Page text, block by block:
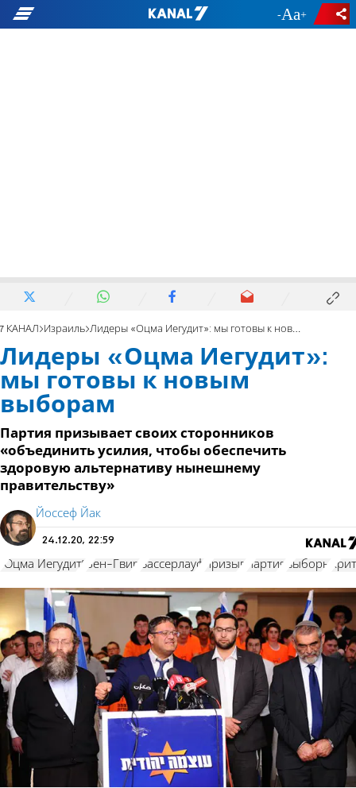
- +
7 КАНАЛ Израиль Лидеры «Оцма Иегудит»: мы готовы к новым выборам
Лидеры «Оцма Иегудит»:
мы готовы к новым
выборам
Партия призывает своих сторонников
«объединить усилия, чтобы обеспечить
здоровую альтернативу нынешнему
правительству»
Йоссеф Йак
24.12.20, 22:59
"Оцма Иегудит" Бен-Гвир Вассерлауф призыв партия выборы